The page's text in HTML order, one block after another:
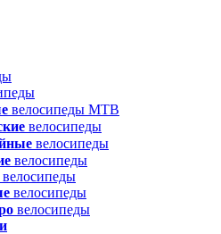
велосипеды MTB
велосипеды
велосипеды
велосипеды
велосипеды
велосипеды
велосипеды